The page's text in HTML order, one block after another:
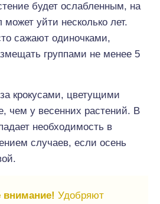
будет ослабленным, на
может уйти несколько лет.
сажают одиночками,
группами не менее 5
крокусами, цветущими
чем у весенних растений. В
необходимость в
случаев, если осень
внимание! Удобряют